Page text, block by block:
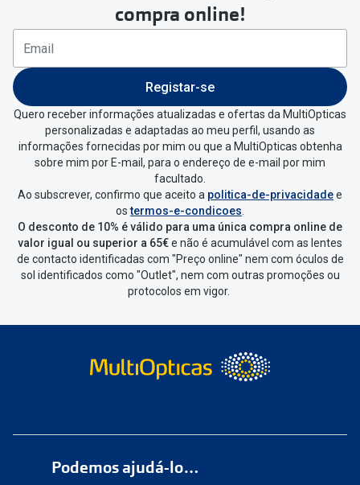
Lentes de contacto astigmatismo:
compra online!
Registar-se
Quero receber informações atualizadas e ofertas da MultiOpticas
personalizadas e adaptadas ao meu perfil, usando as
informações fornecidas por mim ou que a MultiOpticas obtenha
sobre mim por E-mail, para o endereço de e-mail por mim
facultado.
Ao subscrever, confirmo que aceito a politica-de-privacidadee
ostermos-e-condicoes.
O desconto de 10% é válido para uma única compra online de
valor igual ou superior a 65€e não é acumulável com as lentes
de contacto identificadas com "Preço online" nem com óculos de
sol identificados como "Outlet", nem com outras promoções ou
protocolos em vigor.
Podemos ajudá-lo…